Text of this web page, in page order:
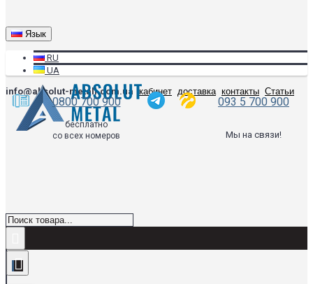
Язык
RU
UA
info@absolut-metall.com.ua
кабинет доставка контакты Статьи
0800 700 900 093 5 700 900
бесплатно
со всех номеров
Мы на связи!